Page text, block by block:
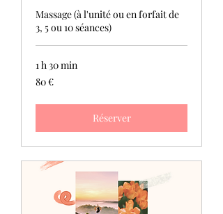
Massage (à l'unité ou en forfait de
3, 5 ou 10 séances)
1 h 30 min
80
euros
80 €
Réserver